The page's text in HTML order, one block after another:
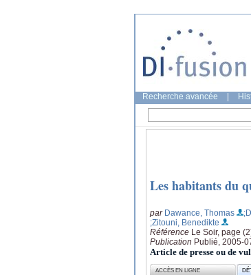
Recherche avancée
Les habitants du
par Dawance, Thomas
;Zitouni, Benedikte
Référence Le Soir, page
Publication Publié, 2005-
Article de presse ou de
ACCÈS EN LIGNE